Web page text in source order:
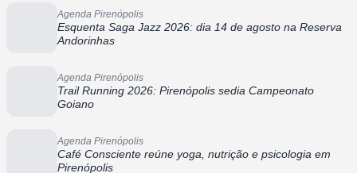
Agenda Pirenópolis
Esquenta Saga Jazz 2026: dia 14 de agosto na Reserva
Andorinhas
Agenda Pirenópolis
Trail Running 2026: Pirenópolis sedia Campeonato
Goiano
Agenda Pirenópolis
Café Consciente reúne yoga, nutrição e psicologia em
Pirenópolis